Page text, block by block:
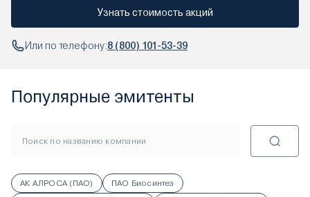
Узнать стоимость акций
Или по телефону:8 (800) 101-53-39
Популярные эмитенты
АК АЛРОСА (ПАО)
ПАО Биосинтез